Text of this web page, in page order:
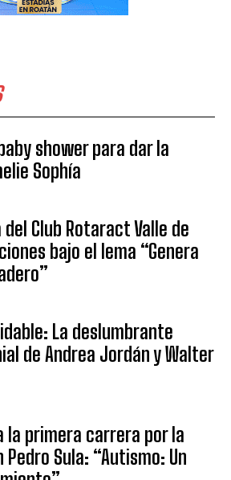
shower para dar la
Sophía
Club Rotaract Valle de
bajo el lema “Genera
La deslumbrante
de Andrea Jordán y Walter
la primera carrera por la
Pedro Sula: “Autismo: Un